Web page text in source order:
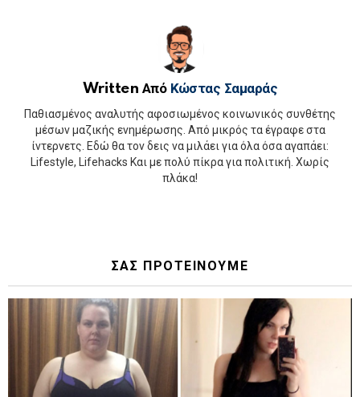
Written Από Κώστας Σαμαράς
Παθιασμένος αναλυτής αφοσιωμένος κοινωνικός συνθέτης
μέσων μαζικής ενημέρωσης. Από μικρός τα έγραφε στα
ίντερνετς. Εδώ θα τον δεις να μιλάει για όλα όσα αγαπάει:
Lifestyle, Lifehacks Και με πολύ πίκρα για πολιτική. Χωρίς
πλάκα!
ΣΑΣ ΠΡΟΤΕΙΝΟΥΜΕ